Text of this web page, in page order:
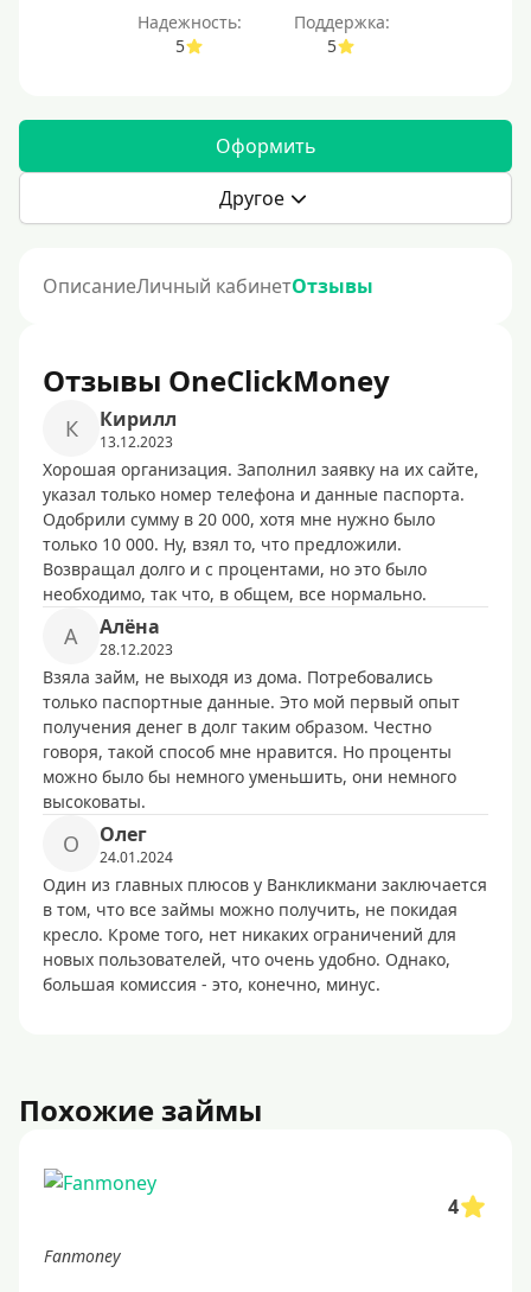
Надежность:
5
Поддержка:
5
Оформить
Другое
ОписаниеЛичный кабинетОтзывы
Отзывы OneClickMoney
К Кирилл
13.12.2023
Хорошая организация. Заполнил заявку на их сайте,
указал только номер телефона и данные паспорта.
Одобрили сумму в 20 000, хотя мне нужно было
только 10 000. Ну, взял то, что предложили.
Возвращал долго и с процентами, но это было
необходимо, так что, в общем, все нормально.
А Алёна
28.12.2023
Взяла займ, не выходя из дома. Потребовались
только паспортные данные. Это мой первый опыт
получения денег в долг таким образом. Честно
говоря, такой способ мне нравится. Но проценты
можно было бы немного уменьшить, они немного
высоковаты.
О Олег
24.01.2024
Один из главных плюсов у Ванкликмани заключается
в том, что все займы можно получить, не покидая
кресло. Кроме того, нет никаких ограничений для
новых пользователей, что очень удобно. Однако,
большая комиссия - это, конечно, минус.
Похожие займы
4
Fanmoney